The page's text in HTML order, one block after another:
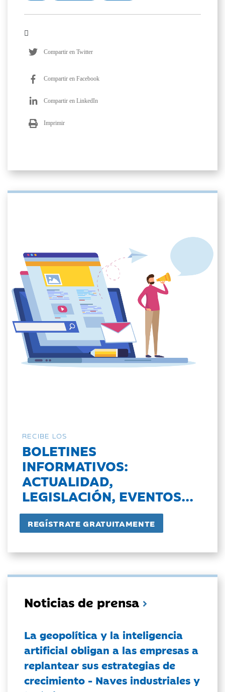
Compartir en Twitter
Compartir en Facebook
Compartir en LinkedIn
Imprimir
RECIBE LOS
BOLETINES
INFORMATIVOS:
ACTUALIDAD,
LEGISLACIÓN, EVENTOS...
Noticias de prensa
La geopolítica y la inteligencia
artificial obligan a las empresas a
replantear sus estrategias de
crecimiento - Naves industriales y